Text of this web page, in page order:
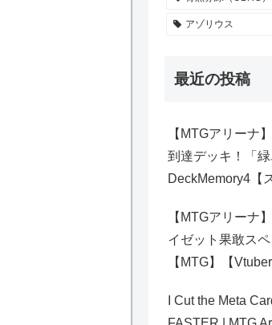
アゾリウス
最近の投稿
【MTGアリーナ
到達デッキ！「緑
DeckMemory4【
【MTGアリーナ
イゼット果敢ス
【MTG】【Vtuber
I Cut the Meta